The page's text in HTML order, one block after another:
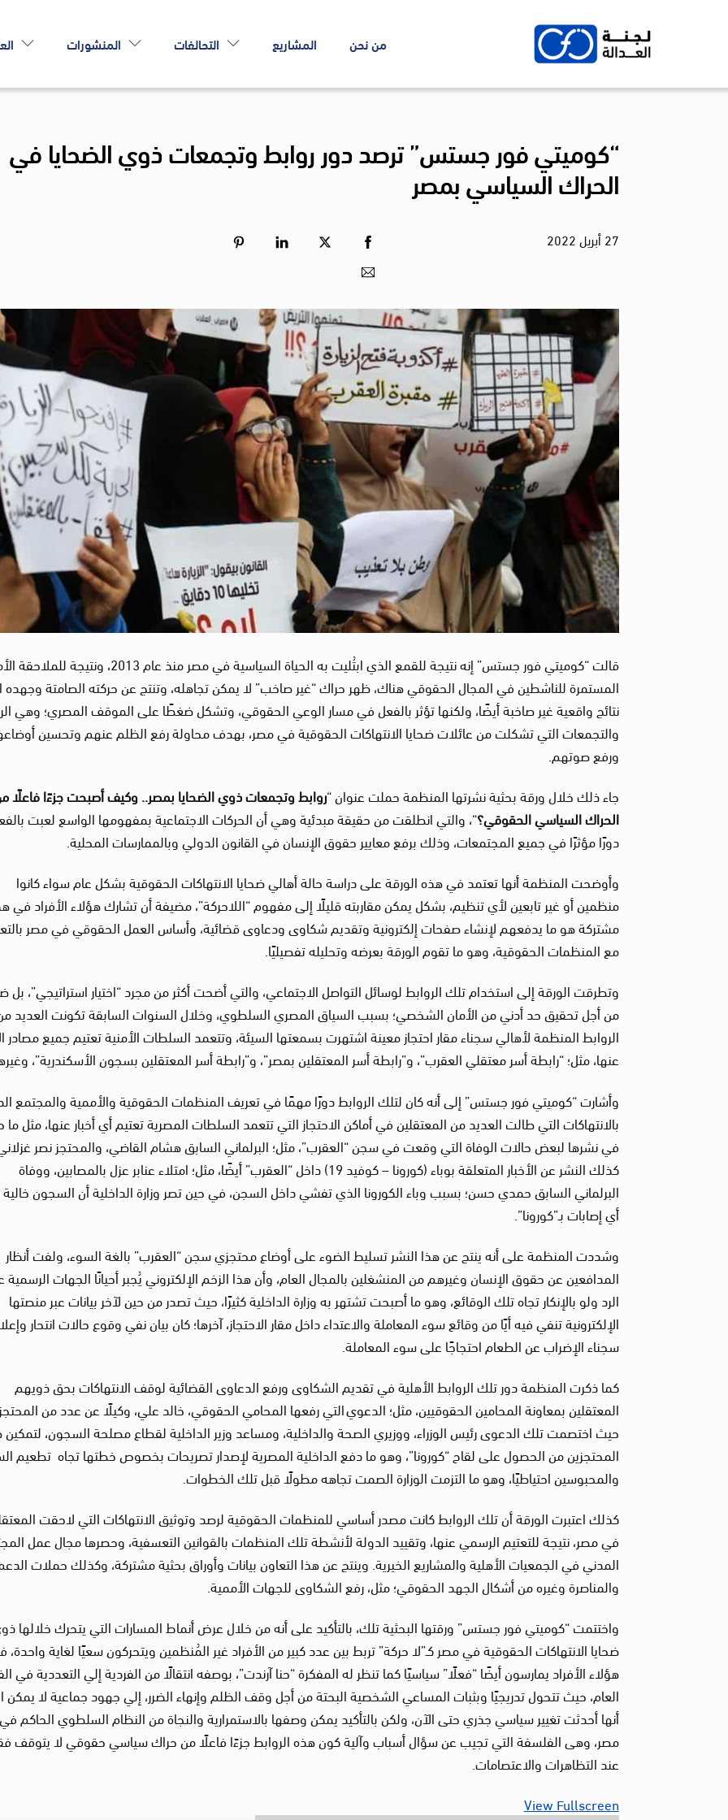
من نحن المشاريع التحالفات المنشورات
“كوميتي فور جستس” ترصد دور روابط وتجمعات ذوي الضحايا في
الحراك السياسي بمصر
27أبريل2022
قالت “كوميتي فور جستس” إنه نتيجة للقمع الذي ابتُليت به الحياة السياسية في مصر منذ عام 2013،
المستمرة للناشطين في المجال الحقوقي هناك، ظهر حراك “غير صاخب” لا يمكن تجاهله، وتنتج عن حركته الصامتة وجهده
نتائج واقعية غير صاخبة أيضًا، ولكنها تؤثر بالفعل في مسار الوعي الحقوقي، وتشكل ضغطًا على الموقف المصري؛ وهي
والتجمعات التي تشكلت من عائلات ضحايا الانتهاكات الحقوقية في مصر، بهدف محاولة رفع الظلم عنهم وتحسين
ورفع صوتهم.
جاء ذلك خلال ورقة بحثية نشرتها المنظمة حملت عنوان “روابط وتجمعات ذوي الضحايا بمصر.. وكيف أصبحت جزءًا فاعلًا
الحراك السياسي الحقوقي؟“، والتي انطلقت من حقيقة مبدئية وهي أن الحركات الاجتماعية بمفهومها الواسع لعبت
دورًا مؤثرًا في جميع المجتمعات، وذلك برفع معايير حقوق الإنسان في القانون الدولي وبالممارسات المحلية.
وأوضحت المنظمة أنها تعتمد في هذه الورقة على دراسة حالة أهالي ضحايا الانتهاكات الحقوقية بشكل عام سواء كانوا
منظمين أو غير تابعين لأي تنظيم، بشكل يمكن مقاربته قليلًا إلى مفهوم “اللاحركة”، مضيفة أن تشارك هؤلاء الأفراد في
مشتركة هو ما يدفعهم لإنشاء صفحات إلكترونية وتقديم شكاوى ودعاوى قضائية، وأساس العمل الحقوقي في مصر
مع المنظمات الحقوقية، وهو ما تقوم الورقة بعرضه وتحليله تفصيليًا.
وتطرقت الورقة إلى استخدام تلك الروابط لوسائل التواصل الاجتماعي، والتي أضحت أكثر من مجرد “اختيار استراتيجي”، بل
من أجل تحقيق حد أدني من الأمان الشخصي؛ بسبب السياق المصري السلطوي، وخلال السنوات السابقة تكونت العديد
الروابط المنظمة لأهالي سجناء مقار احتجاز معينة اشتهرت بسمعتها السيئة، وتتعمد السلطات الأمنية تعتيم جميع مصادر
عنها، مثل؛ “رابطة أسر معتقلي العقرب”، و”رابطة أسر المعتقلين بمصر”، و”رابطة أسر المعتقلين بسجون الأسكندرية”،
وأشارت “كوميتي فور جستس” إلى أنه كان لتلك الروابط دورًا مهمًا في تعريف المنظمات الحقوقية والأممية والمجتمع
بالانتهاكات التي طالت العديد من المعتقلين في أماكن الاحتجاز التي تتعمد السلطات المصرية تعتيم أي أخبار عنها، مثل
في نشرها لبعض حالات الوفاة التي وقعت في سجن “العقرب”، مثل؛ البرلماني السابق هشام القاضي، والمحتجز نصر
كذلك النشر عن الأخبار المتعلقة بوباء (كورونا – كوفيد 19) داخل “العقرب” أيضًا، مثل؛ امتلاء عنابر عزل بالمصابين، ووفاة
البرلماني السابق حمدي حسن؛ بسبب وباء الكورونا الذي تفشي داخل السجن، في حين تصر وزارة الداخلية أن السجون
أي إصابات بـ”كورونا”.
وشددت المنظمة على أنه ينتج عن هذا النشر تسليط الضوء على أوضاع محتجزي سجن “العقرب” بالغة السوء، ولفت أنظار
المدافعين عن حقوق الإنسان وغيرهم من المنشغلين بالمجال العام، وأن هذا الزخم الإلكتروني يُجبر أحيانًا الجهات
الرد ولو بالإنكار تجاه تلك الوقائع، وهو ما أصبحت تشتهر به وزارة الداخلية كثيرًا، حيث تصدر من حين لآخر بيانات عبر منصتها
الإلكترونية تنفي فيه أيًا من وقائع سوء المعاملة والاعتداء داخل مقار الاحتجاز، آخرها؛ كان بيان نفي وقوع حالات انتحار
سجناء الإضراب عن الطعام احتجاجًا على سوء المعاملة.
كما ذكرت المنظمة دور تلك الروابط الأهلية في تقديم الشكاوى ورفع الدعاوى القضائية لوقف الانتهاكات بحق ذويهم
المعتقلين بمعاونة المحامين الحقوقيين، مثل؛ الدعوي التي رفعها المحامي الحقوقي، خالد علي، وكيلًا عن عدد من
حيث اختصمت تلك الدعوى رئيس الوزراء، ووزيري الصحة والداخلية، ومساعد وزير الداخلية لقطاع مصلحة السجون، لتمكين
المحتجزين من الحصول على لقاح “كورونا”، وهو ما دفع الداخلية المصرية لإصدار تصريحات بخصوص خطتها تجاه تطعيم
والمحبوسين احتياطيًا، وهو ما التزمت الوزارة الصمت تجاهه مطولًا قبل تلك الخطوات.
كذلك اعتبرت الورقة أن تلك الروابط كانت مصدر أساسي للمنظمات الحقوقية لرصد وتوثيق الانتهاكات التي لاحقت
في مصر، نتيجة للتعتيم الرسمي عنها، وتقييد الدولة لأنشطة تلك المنظمات بالقوانين التعسفية، وحصرها مجال عمل
المدني في الجمعيات الأهلية والمشاريع الخيرية. وينتج عن هذا التعاون بيانات وأوراق بحثية مشتركة، وكذلك حملات
والمناصرة وغيره من أشكال الجهد الحقوقي؛ مثل، رفع الشكاوى للجهات الأممية.
واختتمت “كوميتي فور جستس” ورقتها البحثية تلك، بالتأكيد على أنه من خلال عرض أنماط المسارات التي يتحرك خلالها
ضحايا الانتهاكات الحقوقية في مصر كـ”لا حركة” تربط بين عدد كبير من الأفراد غير المُنظمين ويتحركون سعيًا لغاية واحدة،
هؤلاء الأفراد يمارسون أيضًا “فعلًا” سياسيًا كما تنظر له المفكرة “حنا آرندت”، بوصفه انتقالًا من الفردية إلي التعددية في
العام، حيث تتحول تدريجيًا وبثبات المساعي الشخصية البحتة من أجل وقف الظلم وإنهاء الضرر، إلي جهود جماعية لا يمكن
أنها أحدثت تغيير سياسي جذري حتى الآن، ولكن بالتأكيد يمكن وصفها بالاستمرارية والنجاة من النظام السلطوي الحاكم في
مصر، وهى الفلسفة التي تجيب عن سؤال أسباب وآلية كون هذه الروابط جزءًا فاعلًا من حراك سياسي حقوقي لا يتوقف
عند التظاهرات والاعتصامات.
View Fullscreen